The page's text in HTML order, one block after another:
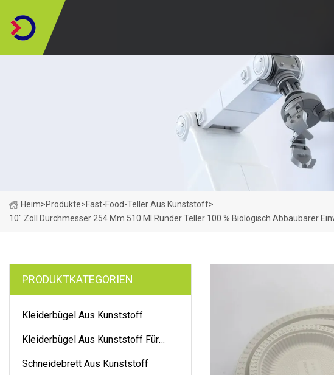
Heim>Produkte>Fast-Food-Teller Aus Kunststoff>
10" Zoll Durchmesser 254 Mm 510 Ml Runder Teller 100 % Biologisch Abbaubarer
PRODUKTKATEGORIEN
Kleiderbügel Aus Kunststoff
Kleiderbügel Aus Kunststoff Für
Schneidebrett Aus Kunststoff